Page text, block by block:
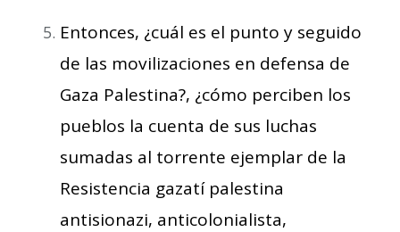
Entonces, ¿cuál es el punto y seguido
de las movilizaciones en defensa de
Gaza Palestina?, ¿cómo perciben los
pueblos la cuenta de sus luchas
sumadas al torrente ejemplar de la
Resistencia gazatí palestina
antisionazi, anticolonialista,